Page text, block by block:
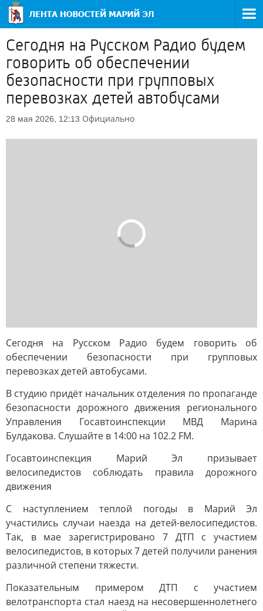
Сегодня на Русском Радио будем
говорить об обеспечении
безопасности при групповых
перевозках детей автобусами
28 мая 2026, 12:13 Официально
Сегодня на Русском Радио будем говорить об
обеспечении безопасности при групповых
перевозках детей автобусами.
В студию придёт начальник отделения по пропаганде
безопасности дорожного движения регионального
Управления Госавтоинспекции МВД Марина
Булдакова. Слушайте в 14:00 на 102.2 FM.
Госавтоинспекция Марий Эл призывает
велосипедистов соблюдать правила дорожного
движения
С наступлением теплой погоды в Марий Эл
участились случаи наезда на детей-велосипедистов.
Так, в мае зарегистрировано 7 ДТП с участием
велосипедистов, в которых 7 детей получили ранения
различной степени тяжести.
Показательным примером ДТП с участием
велотранспорта стал наезд на несовершеннолетнего